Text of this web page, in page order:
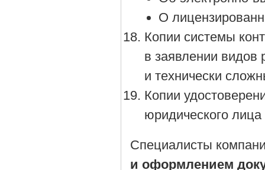
О
Копии системы
в заявлении
и технически
Копии
юридического
Специалисты
и оформлением